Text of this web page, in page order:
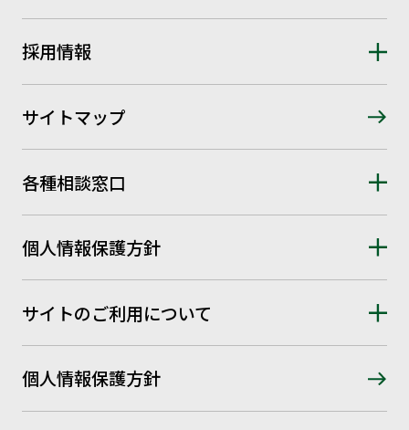
採用情報
サイトマップ
各種相談窓口
個人情報保護方針
サイトのご利用について
個人情報保護方針